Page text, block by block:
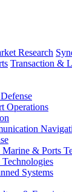
Research
Transaction &
Operations
& Ports
Technologies
Systems